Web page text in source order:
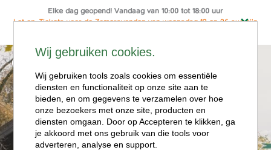
Elke dag geopend! Vandaag van 10:00 tot 18:00 uur
Let op: Tickets voor de Zomeravonden van woensdag 12 en 26 aug zijn
Ga
naar
de
inhoud
Wij gebruiken cookies.
Wij gebruiken tools zoals cookies om essentiële
diensten en functionaliteit op onze site aan te
bieden, en om gegevens te verzamelen over hoe
onze bezoekers met onze site, producten en
diensten omgaan. Door op Accepteren te klikken, ga
je akkoord met ons gebruik van die tools voor
adverteren, analyse en support.